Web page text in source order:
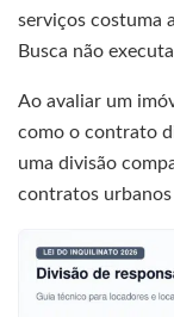
serviços costuma
Busca não
Ao avaliar um
como o contrato
uma divisão
contratos urbanos